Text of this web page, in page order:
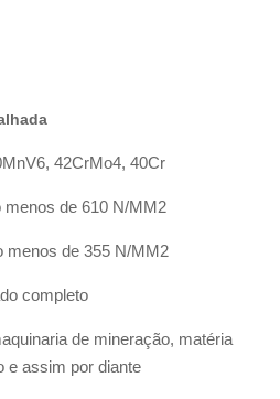
42CrMo4, 40Cr
menos de 610 N/MM2
menos de 355 N/MM2
completo
de mineração, matéria
e assim por diante